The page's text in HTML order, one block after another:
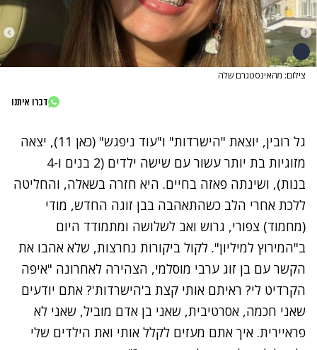
צילום: מהאינסטגרם שלה
דברו איתנו
גל רובין, יוצאת "הישרדות" ו"עוד ניפגש" (כאן 11), יצאה
מזוגיות בת יותר עשור עם שישה ילדים (2 בנים ו-4
בנות), ושינתה פאזה בחיים. היא חזרה בשאלה, והחליטה
ללכת אחרי הלב כשהתאהבה בבן זוגה החדש, מודי
(מחמוד) צפורי, גרוש ואב לשלושה ומתמודד היום
ב"המירוץ למיליון". לקול ביקורות נחרצות, שלא אהבו את
הקשר עם בן זוג ערבי מוסלמי, הצהירה לאחרונה "איפה
הקרדיט לי? ראיתם אותי קצת ב'הישרדות'? אתם יודעים
שאני חכמה, אסרטיבית, שאני בן אדם מוביל, שאני לא
פראיירית. איך אתם מעזים לקלל אותי ואת הילדים שלי